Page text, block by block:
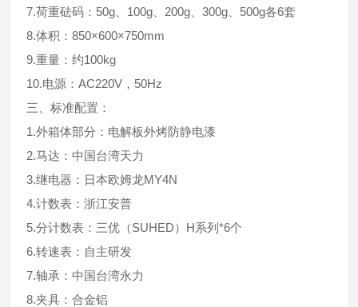
7.荷重砝码：50g、100g、200g、300g、500g各6套
8.体积：850×600×750mm
9.重量：约100kg
10.电源：AC220V，50Hz
三、标准配置：
1.外箱体部分：电解板外烤防静电漆
2.马达：中国台湾天力
3.继电器：日本欧姆龙MY4N
4.计数表：浙江安普
5.分计数表：三优（SUHED）H系列*6个
6.转速表：自主研发
7.轴承：中国台湾永力
8.夹具：合金铝